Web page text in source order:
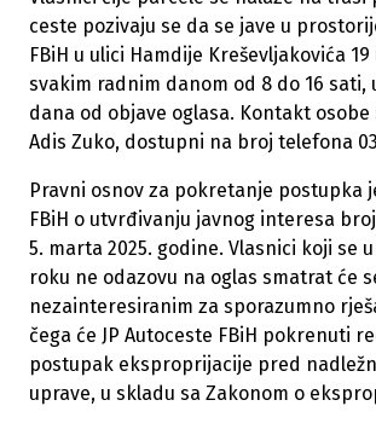
ceste pozivaju se da se jave u
FBiH u ulici Hamdije Kreševljakovića 19
svakim radnim danom od 8 do 16 sati,
dana od objave oglasa. Kontakt
Adis Zuko, dostupni na broj telefona
Pravni osnov za pokretanje postupka
FBiH o utvrđivanju javnog interesa broj
5. marta 2025. godine. Vlasnici koji se
roku ne odazovu na oglas smatrat će
nezainteresiranim za sporazumno
čega će JP Autoceste FBiH pokrenuti
postupak eksproprijacije pred
uprave, u skladu sa Zakonom o